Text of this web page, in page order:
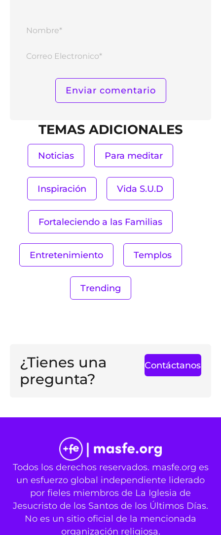
TEMAS ADICIONALES
Noticias Para meditar
Inspiración Vida S.U.D
Fortaleciendo a las Familias
Entretenimiento Templos
Trending
¿Tienes una
pregunta?
Contáctanos
Todos los derechos reservados. masfe.org es
un esfuerzo global independiente liderado
por fieles miembros de La Iglesia de
Jesucristo de los Santos de los Últimos Días.
No es un sitio oficial de la mencionada
organización religiosa.